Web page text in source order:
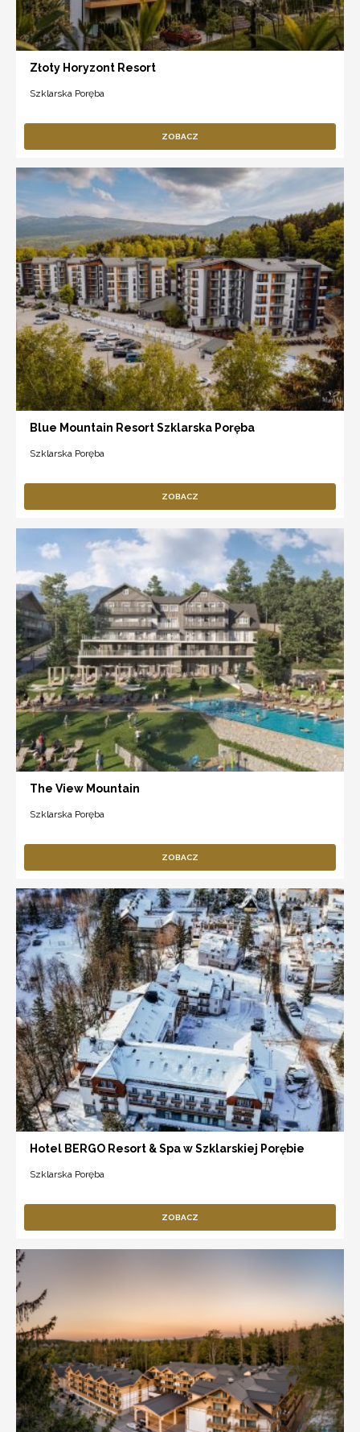
Złoty Horyzont Resort
Szklarska Poręba
ZOBACZ
Blue Mountain Resort Szklarska Poręba
Szklarska Poręba
ZOBACZ
The View Mountain
Szklarska Poręba
ZOBACZ
Hotel BERGO Resort & Spa w Szklarskiej Porębie
Szklarska Poręba
ZOBACZ